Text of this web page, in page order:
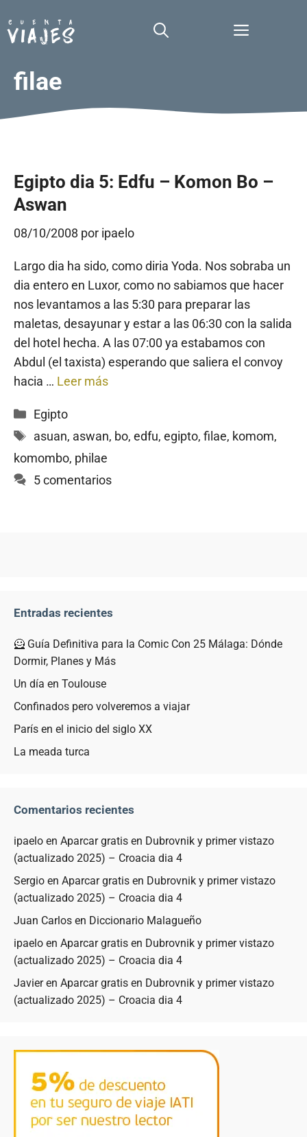
al
contenido
Menú
filae
Egipto dia 5: Edfu – Komon Bo –
Aswan
08/10/2008 por ipaelo
Largo dia ha sido, como diria Yoda. Nos sobraba un
dia entero en Luxor, como no sabiamos que hacer
nos levantamos a las 5:30 para preparar las
maletas, desayunar y estar a las 06:30 con la salida
del hotel hecha. A las 07:00 ya estabamos con
Abdul (el taxista) esperando que saliera el convoy
hacia … Leer más
Categorías
Egipto
Etiquetas
asuan, aswan, bo, edfu, egipto, filae, komom,
komombo, philae
5 comentarios
Entradas recientes
🦸 Guía Definitiva para la Comic Con 25 Málaga: Dónde
Dormir, Planes y Más
Un día en Toulouse
Confinados pero volveremos a viajar
París en el inicio del siglo XX
La meada turca
Comentarios recientes
ipaelo en Aparcar gratis en Dubrovnik y primer vistazo
(actualizado 2025) – Croacia dia 4
Sergio en Aparcar gratis en Dubrovnik y primer vistazo
(actualizado 2025) – Croacia dia 4
Juan Carlos en Diccionario Malagueño
ipaelo en Aparcar gratis en Dubrovnik y primer vistazo
(actualizado 2025) – Croacia dia 4
Javieren Aparcar gratis en Dubrovnik y primer vistazo
(actualizado 2025) – Croacia dia 4